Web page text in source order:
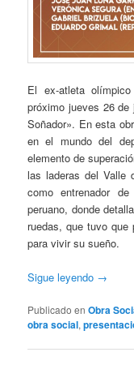
El ex-atleta
próximo jueves 26 de
Soñador». En esta
en el mundo del
elemento de
las laderas del Valle
como entrenador
peruano, donde
ruedas, que tuvo
para vivir su sueño.
Sigue leyendo →
Publicado en Obra
obra social,